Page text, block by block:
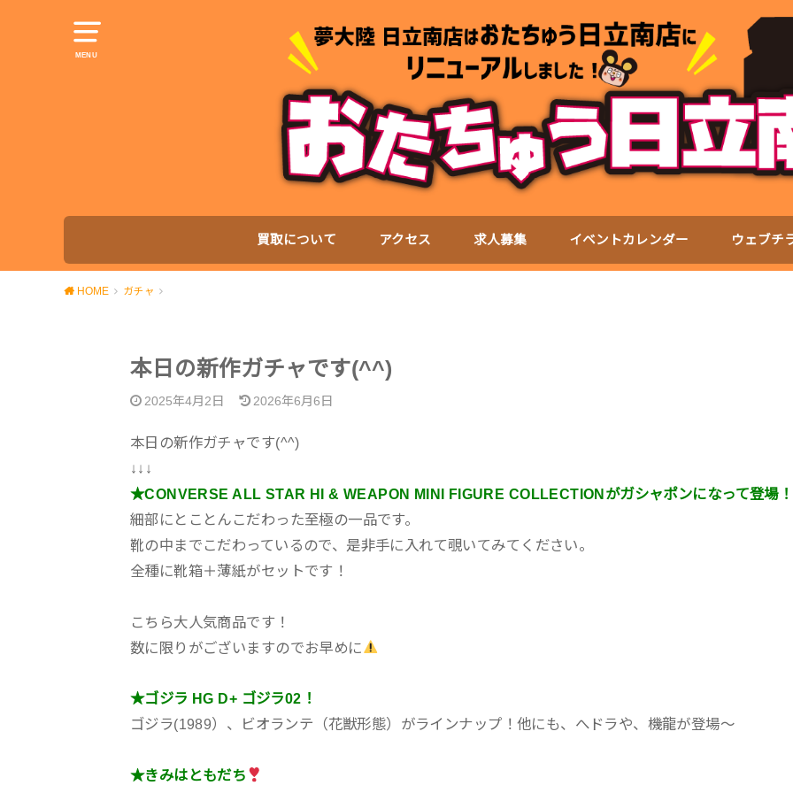
MENU
買取について アクセス 求人募集 イベントカレンダー ウェブチ
HOME ガチャ
本日の新作ガチャです(^^)
2025年4月2日 2026年6月6日
本日の新作ガチャです(^^)
↓↓↓
★CONVERSE ALL STAR HI & WEAPON MINI FIGURE COLLECTIONがガシャポンになって登場！
細部にとことんこだわった至極の一品です。
靴の中までこだわっているので、是非手に入れて覗いてみてください。
全種に靴箱＋薄紙がセットです！
こちら大人気商品です！
数に限りがございますのでお早めに
★ゴジラ HG D+ ゴジラ02！
ゴジラ(1989）、ビオランテ（花獣形態）がラインナップ！他にも、へドラや、機龍が登場〜
★きみはともだち